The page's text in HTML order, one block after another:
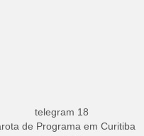
telegram 18
de Programa em Curitiba